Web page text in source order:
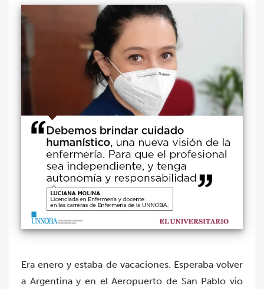
Era enero y estaba de vacaciones. Esperaba volver
a Argentina y en el Aeropuerto de San Pablo vio